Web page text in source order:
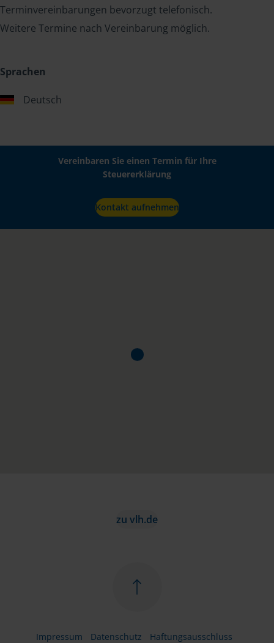
Terminvereinbarungen bevorzugt telefonisch.
Weitere Termine nach Vereinbarung möglich.
Sprachen
Deutsch
Vereinbaren Sie einen Termin für Ihre
Steuererklärung
Kontakt aufnehmen
zu vlh.de
Impressum Datenschutz Haftungsausschluss